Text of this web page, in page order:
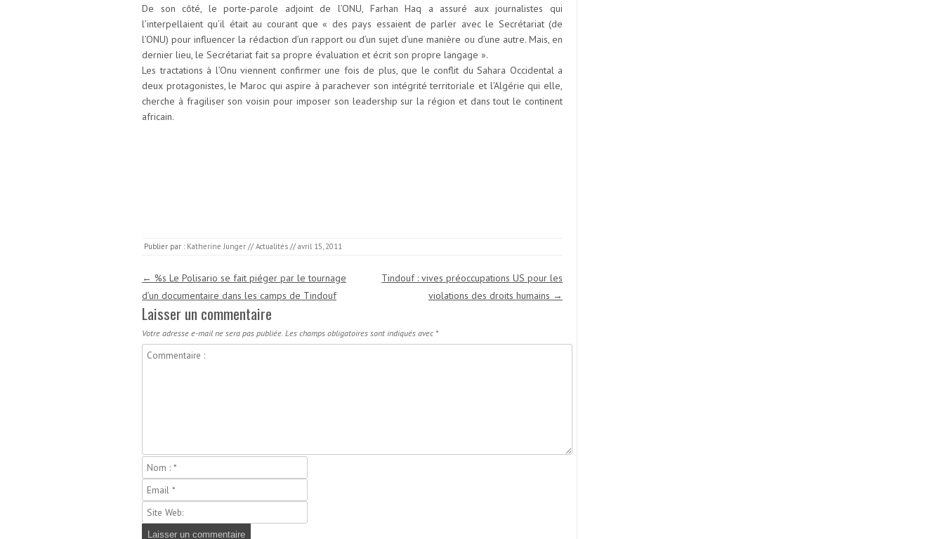
De son côté, le porte-parole adjoint de l’ONU, Farhan Haq a assuré aux journalistes qui
l’interpellaient qu’il était au courant que « des pays essaient de parler avec le Secrétariat (de
l’ONU) pour influencer la rédaction d’un rapport ou d’un sujet d’une manière ou d’une autre. Mais, en
dernier lieu, le Secrétariat fait sa propre évaluation et écrit son propre langage ».
Les tractations à l’Onu viennent confirmer une fois de plus, que le conflit du Sahara Occidental a
deux protagonistes, le Maroc qui aspire à parachever son intégrité territoriale et l’Algérie qui elle,
cherche à fragiliser son voisin pour imposer son leadership sur la région et dans tout le continent
africain.
Publier par : Katherine Junger // Actualités // avril 15, 2011
Navigation des articles
← %s Le Polisario se fait piéger par le tournage
d’un documentaire dans les camps de Tindouf
Tindouf : vives préoccupations US pour les
violations des droits humains →
Laisser un commentaire
Votre adresse e-mail ne sera pas publiée. Les champs obligatoires sont indiqués avec *